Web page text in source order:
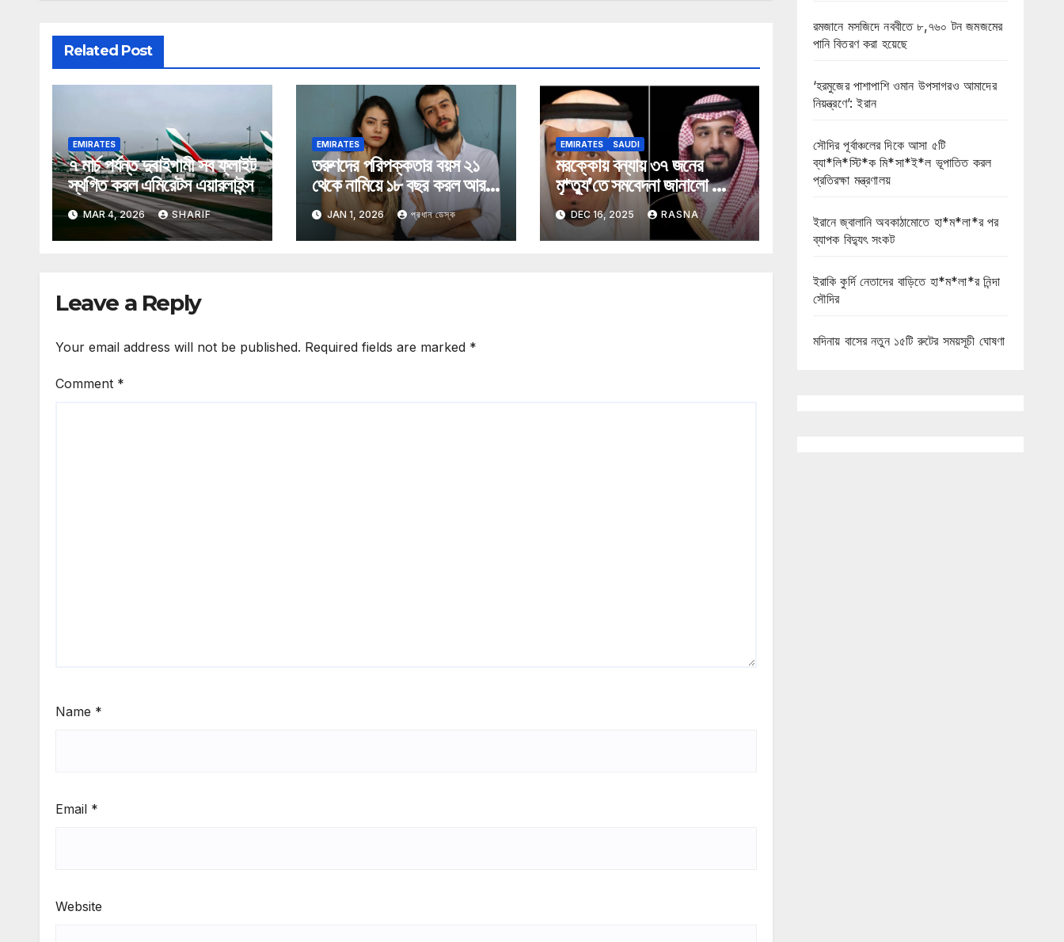
Related Post
EMIRATES
৭ মার্চ পর্যন্ত দুবাইগামী সব ফ্লাইট
স্থগিত করল এমিরেটস এয়ারলাইন্স
MAR 4, 2026 SHARIF
EMIRATES
তরুণদের পরিপক্কতার বয়স ২১
থেকে নামিয়ে ১৮ বছর করল আরব
আমিরাত
JAN 1, 2026 প্রধান ডেস্ক
EMIRATES SAUDI
মরক্কোয় বন্যায় ৩৭ জনের
মৃ*ত্যু’তে সমবেদনা জানালো সৌদি
আরব
DEC 16, 2025 RASNA
Leave a Reply
Your email address will not be published. Required fields are marked *
Comment *
Name *
Email *
Website
রমজানে মসজিদে নববীতে ৮,৭৬০ টন জমজমের
পানি বিতরণ করা হয়েছে
‘হরমুজের পাশাপাশি ওমান উপসাগরও আমাদের
নিয়ন্ত্রণে’: ইরান
সৌদির পূর্বাঞ্চলের দিকে আসা ৫টি
ব্যা*লি*স্টি*ক মি*সা*ই*ল ভূপাতিত করল
প্রতিরক্ষা মন্ত্রণালয়
ইরানে জ্বালানি অবকাঠামোতে হা*ম*লা*র পর
ব্যাপক বিদ্যুৎ সংকট
ইরাকি কুর্দি নেতাদের বাড়িতে হা*ম*লা*র নিন্দা
সৌদির
মদিনায় বাসের নতুন ১৫টি রুটের সময়সূচী ঘোষণা